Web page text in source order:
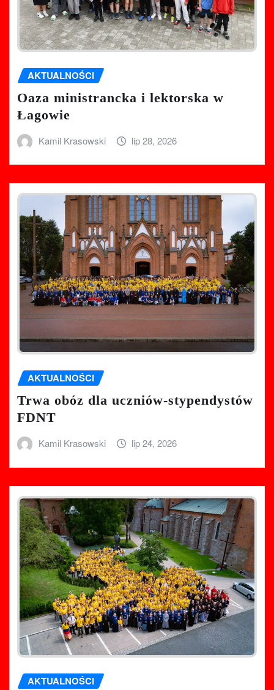
AKTUALNOŚCI
Oaza ministrancka i lektorska w
Łagowie
Kamil Krasowski lip 28, 2026
AKTUALNOŚCI
Trwa obóz dla uczniów-stypendystów
FDNT
Kamil Krasowski lip 24, 2026
AKTUALNOŚCI